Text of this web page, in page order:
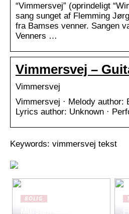
“Vimmersvej” (oprindeligt
sang sunget af Flemming
fra Bamses venner. Sangen
Venners …
Vimmersvej –
Vimmersvej
Vimmersvej · Melody author:
Lyrics author: Unknown ·
Keywords: vimmersvej tekst
BOLIG